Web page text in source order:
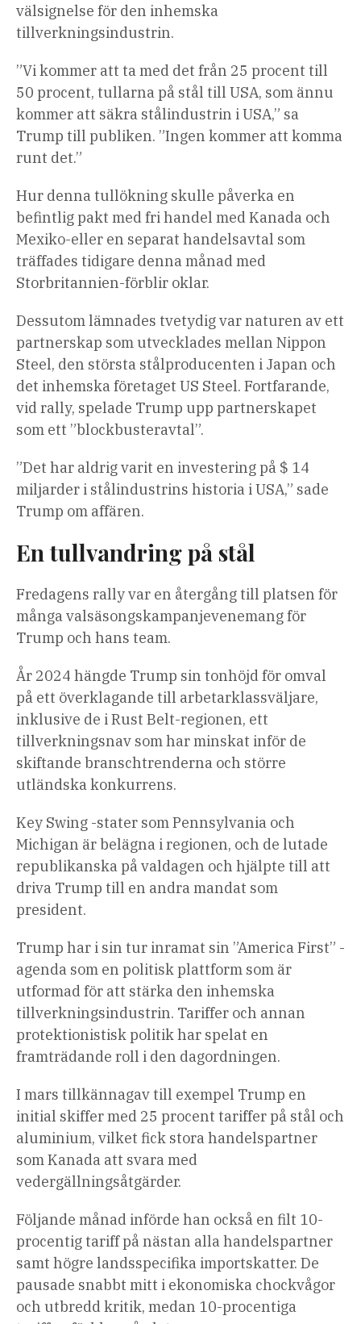
välsignelse för den inhemska
tillverkningsindustrin.
”Vi kommer att ta med det från 25 procent till
50 procent, tullarna på stål till USA, som ännu
kommer att säkra stålindustrin i USA,” sa
Trump till publiken. ”Ingen kommer att komma
runt det.”
Hur denna tullökning skulle påverka en
befintlig pakt med fri handel med Kanada och
Mexiko-eller en separat handelsavtal som
träffades tidigare denna månad med
Storbritannien-förblir oklar.
Dessutom lämnades tvetydig var naturen av ett
partnerskap som utvecklades mellan Nippon
Steel, den största stålproducenten i Japan och
det inhemska företaget US Steel. Fortfarande,
vid rally, spelade Trump upp partnerskapet
som ett ”blockbusteravtal”.
”Det har aldrig varit en investering på $ 14
miljarder i stålindustrins historia i USA,” sade
Trump om affären.
En tullvandring på stål
Fredagens rally var en återgång till platsen för
många valsäsongskampanjevenemang för
Trump och hans team.
År 2024 hängde Trump sin tonhöjd för omval
på ett överklagande till arbetarklassväljare,
inklusive de i Rust Belt-regionen, ett
tillverkningsnav som har minskat inför de
skiftande branschtrenderna och större
utländska konkurrens.
Key Swing -stater som Pennsylvania och
Michigan är belägna i regionen, och de lutade
republikanska på valdagen och hjälpte till att
driva Trump till en andra mandat som
president.
Trump har i sin tur inramat sin ”America First” -
agenda som en politisk plattform som är
utformad för att stärka den inhemska
tillverkningsindustrin. Tariffer och annan
protektionistisk politik har spelat en
framträdande roll i den dagordningen.
I mars tillkännagav till exempel Trump en
initial skiffer med 25 procent tariffer på stål och
aluminium, vilket fick stora handelspartner
som Kanada att svara med
vedergällningsåtgärder.
Följande månad införde han också en filt 10-
procentig tariff på nästan alla handelspartner
samt högre landsspecifika importskatter. De
pausade snabbt mitt i ekonomiska chockvågor
och utbredd kritik, medan 10-procentiga